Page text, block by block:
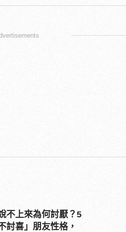
不上來為何討厭？5
討喜」朋友性格，